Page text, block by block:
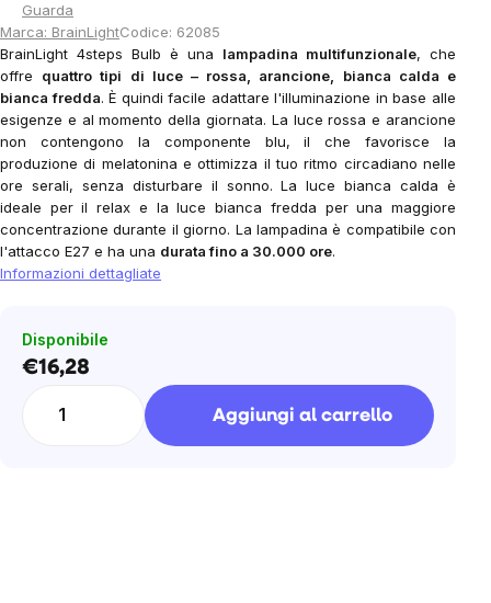
Guarda
Marca: BrainLightCodice: 62085
BrainLight 4steps Bulb è una lampadina multifunzionale, che
offre quattro tipi di luce – rossa, arancione, bianca calda e
bianca fredda. È quindi facile adattare l'illuminazione in base alle
esigenze e al momento della giornata. La luce rossa e arancione
non contengono la componente blu, il che favorisce la
produzione di melatonina e ottimizza il tuo ritmo circadiano nelle
ore serali, senza disturbare il sonno. La luce bianca calda è
ideale per il relax e la luce bianca fredda per una maggiore
concentrazione durante il giorno. La lampadina è compatibile con
l'attacco E27 e ha una durata fino a 30.000 ore.
Informazioni dettagliate
Disponibile
€16,28
Aggiungi al carrello